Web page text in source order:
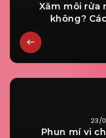
Xăm môi rửa
không?
23/
Phun mí vi